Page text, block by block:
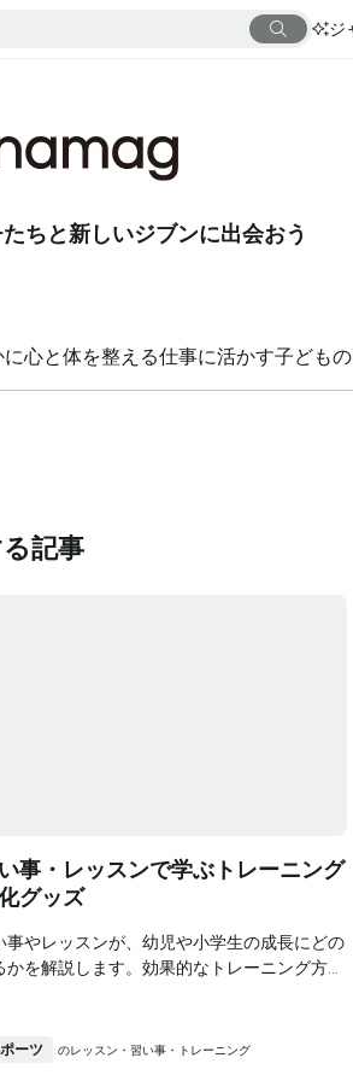
ジ
ちと新しいジブンに出会おう
心と体を整える仕事に活かす子ども
記事
事・レッスンで学ぶトレーニング
グッズ
事やレッスンが、幼児や小学生の成長にどの
かを解説します。効果的なトレーニング方法
、子どもたちがサッカーを楽しむための情
サッカーを通じて得られるスキルを日常生活
ーツ のレッスン・習い事・トレーニング